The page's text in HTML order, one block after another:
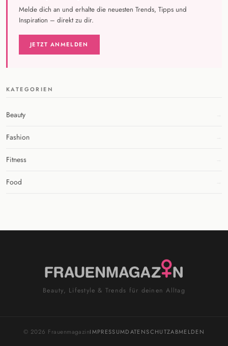
Melde dich an und erhalte die neuesten Trends, Tipps und
Inspiration – direkt zu dir.
JETZT ANMELDEN
KATEGORIEN
Beauty
Fashion
Fitness
Food
Beauty, Lifestyle & Trends für deinen Alltag
© 2026 FrauenmagazinIMPRESSUMDATENSCHUTZABMELDEN